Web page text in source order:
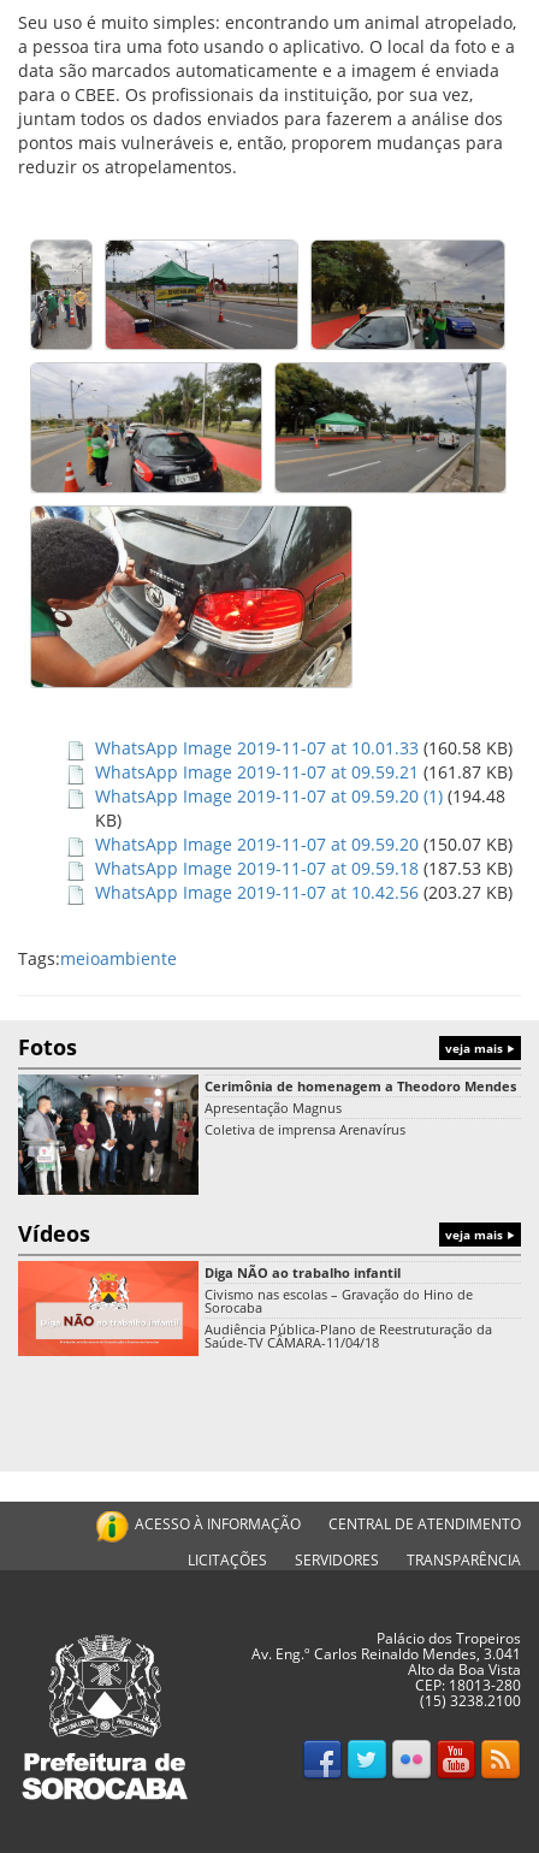
Seu uso é muito simples: encontrando um animal atropelado,
a pessoa tira uma foto usando o aplicativo. O local da foto e a
data são marcados automaticamente e a imagem é enviada
para o CBEE. Os profissionais da instituição, por sua vez,
juntam todos os dados enviados para fazerem a análise dos
pontos mais vulneráveis e, então, proporem mudanças para
reduzir os atropelamentos.
WhatsApp Image 2019-11-07 at 10.01.33 (160.58 KB)
WhatsApp Image 2019-11-07 at 09.59.21 (161.87 KB)
WhatsApp Image 2019-11-07 at 09.59.20 (1) (194.48
KB)
WhatsApp Image 2019-11-07 at 09.59.20 (150.07 KB)
WhatsApp Image 2019-11-07 at 09.59.18 (187.53 KB)
WhatsApp Image 2019-11-07 at 10.42.56 (203.27 KB)
Tags:meioambiente
Fotos veja mais
Cerimônia de homenagem a Theodoro Mendes
Apresentação Magnus
Coletiva de imprensa Arenavírus
Vídeos veja mais
Diga NÃO ao trabalho infantil
Civismo nas escolas – Gravação do Hino de
Sorocaba
Audiência Pública-Plano de Reestruturação da
Saúde-TV CÂMARA-11/04/18
ACESSO À INFORMAÇÃO
CENTRAL DE ATENDIMENTO
LICITAÇÕES
SERVIDORES TRANSPARÊNCIA
Palácio dos Tropeiros
Av. Eng.º Carlos Reinaldo Mendes, 3.041
Alto da Boa Vista
CEP: 18013-280
(15) 3238.2100